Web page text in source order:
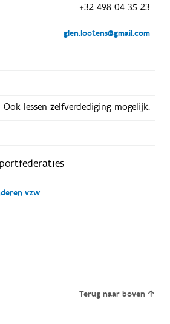
+32 498 04 35 23
glen.lootens@gmail.com
Ook lessen zelfverdediging mogelijk.
vzw
Terug naar boven